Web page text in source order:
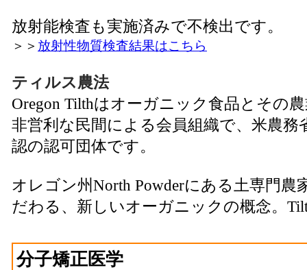
放射能検査も実施済みで不検出です。
＞＞ 放射性物質検査結果はこちら
ティルス農法
Oregon Tilthはオーガニック食品とその
非営利な民間による会員組織で、米農
認の認可団体です。
オレゴン州North Powderにある土専門農
だわる、新しいオーガニックの概念。
分子矯正医学